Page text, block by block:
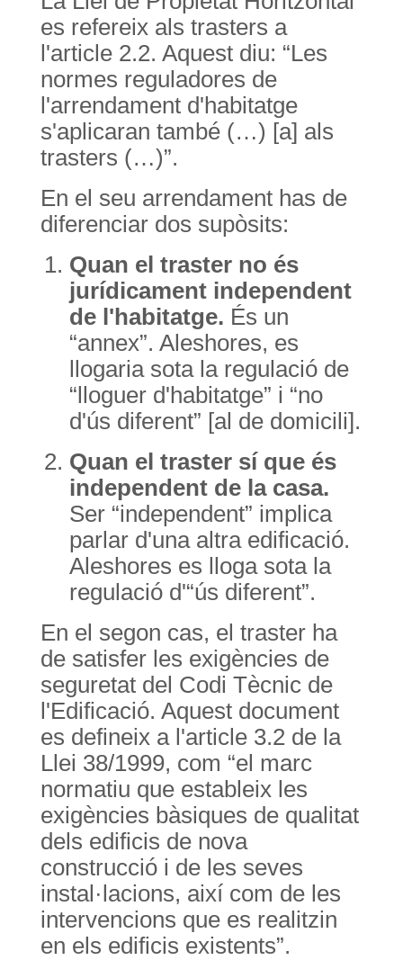
es refereix als trasters a
l'article 2.2. Aquest diu: “Les
normes reguladores de
l'arrendament d'habitatge
s'aplicaran també (…) [a] als
trasters (…)”.
En el seu arrendament has de
diferenciar dos supòsits:
Quan el traster no és
jurídicament independent
de l'habitatge. És un
“annex”. Aleshores, es
llogaria sota la regulació de
“lloguer d'habitatge” i “no
d'ús diferent” [al de domicili].
Quan el traster sí que és
independent de la casa.
Ser “independent” implica
parlar d'una altra edificació.
Aleshores es lloga sota la
regulació d'“ús diferent”.
En el segon cas, el traster ha
de satisfer les exigències de
seguretat del Codi Tècnic de
l'Edificació. Aquest document
es defineix a l'article 3.2 de la
Llei 38/1999, com “el marc
normatiu que estableix les
exigències bàsiques de qualitat
dels edificis de nova
construcció i de les seves
instal·lacions, així com de les
intervencions que es realitzin
en els edificis existents”.